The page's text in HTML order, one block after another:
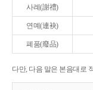
사례(謝禮)
연몌(連袂)
폐품(廢品)
다만, 다음 말은 본음대로